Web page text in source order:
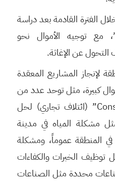
الفترة القادمة بعد دراسة
مع توجيه الأموال نحو
التحول عن الإغاثة.
لإنجاز المشاريع المعقدة
كبيرة، مثل توحد عدد من
المنظمات في “Consortium” (ائتلاف تجاري) لحل
مشكلة المياه في مدينة
في المنطقة عموماً، ومشكلة
توظيف الخبرات والكفاءات
محددة مثل الصناعات